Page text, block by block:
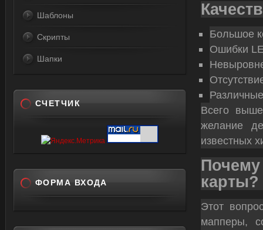
Большое
Ошибки
Всего выше
желание
известных
карты?
Этот
мапперы,
Шаблоны
Скрипты
Шапки
СЧЕТЧИК
ФОРМА ВХОДА